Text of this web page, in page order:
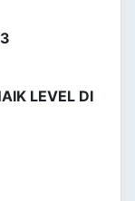
LEVEL DI